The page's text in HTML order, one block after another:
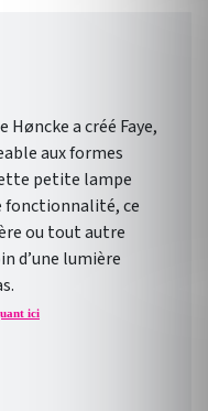
a créé Faye,
aux formes
petite lampe
fonctionnalité, ce
ou tout autre
d’une lumière
ici